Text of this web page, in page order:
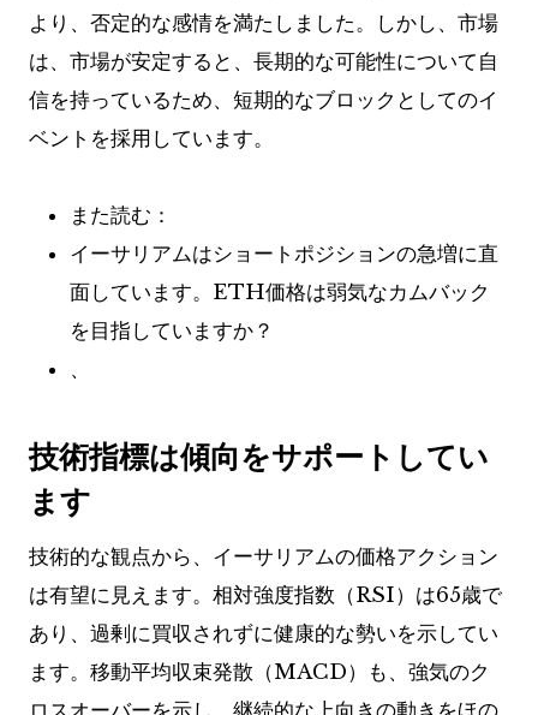
より、否定的な感情を満たしました。しかし、市場
は、市場が安定すると、長期的な可能性について自
信を持っているため、短期的なブロックとしてのイ
ベントを採用しています。
また読む：
イーサリアムはショートポジションの急増に直
面しています。ETH価格は弱気なカムバック
を目指していますか？
、
技術指標は傾向をサポートしてい
ます
技術的な観点から、イーサリアムの価格アクション
は有望に見えます。相対強度指数（RSI）は65歳で
あり、過剰に買収されずに健康的な勢いを示してい
ます。移動平均収束発散（MACD）も、強気のク